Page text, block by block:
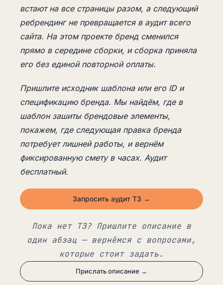
встают на все страницы разом, а следующий
ребрендинг не превращается в аудит всего
сайта. На этом проекте бренд сменился
прямо в середине сборки, и сборка приняла
его без единой повторной оплаты.
Пришлите исходник шаблона или его ID и
спецификацию бренда. Мы найдём, где в
шаблон зашиты брендовые элементы,
покажем, где следующая правка бренда
потребует лишней работы, и вернём
фиксированную смету в часах. Аудит
бесплатный.
Запросить аудит ТЗ →
Пока нет ТЗ? Пришлите описание в
один абзац — вернёмся с вопросами,
которые стоит задать.
Прислать описание →